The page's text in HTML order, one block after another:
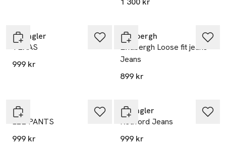
Wrangler
TEXAS
999 kr
Lindbergh
Lindbergh Loose fit jeans
Jeans
899 kr
Lee
LEE PANTS
999 kr
Wrangler
Redford Jeans
999 kr